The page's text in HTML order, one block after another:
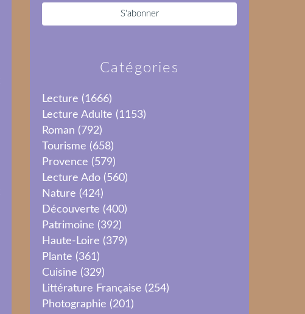
Catégories
Lecture (1666)
Lecture Adulte (1153)
Roman (792)
Tourisme (658)
Provence (579)
Lecture Ado (560)
Nature (424)
Découverte (400)
Patrimoine (392)
Haute-Loire (379)
Plante (361)
Cuisine (329)
Littérature Française (254)
Photographie (201)